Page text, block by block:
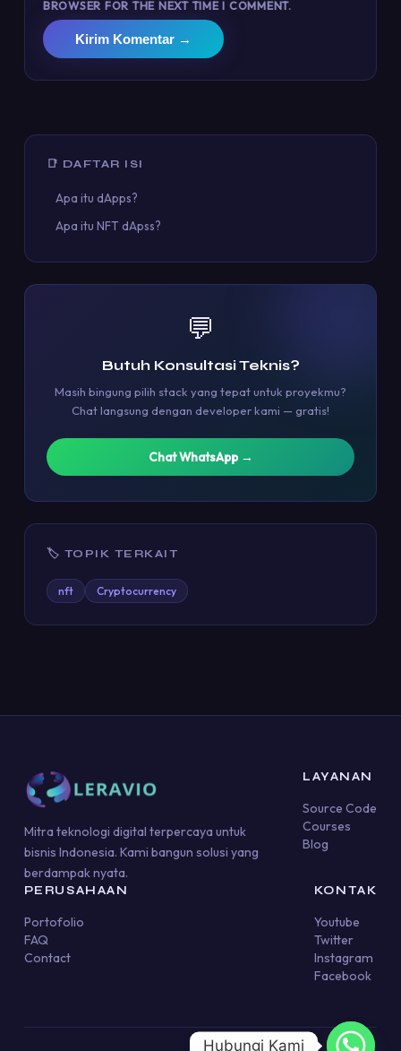
BROWSER FOR THE NEXT TIME I COMMENT.
Kirim Komentar →
📑 DAFTAR ISI
Apa itu dApps?
Apa itu NFT dApss?
💬
Butuh Konsultasi Teknis?
Masih bingung pilih stack yang tepat untuk proyekmu?
Chat langsung dengan developer kami — gratis!
Chat WhatsApp →
🏷 TOPIK TERKAIT
nft Cryptocurrency
Mitra teknologi digital terpercaya untuk
bisnis Indonesia. Kami bangun solusi yang
berdampak nyata.
LAYANAN
Source Code
Courses
Blog
PERUSAHAAN
Portofolio
FAQ
Contact
KONTAK
Youtube
Twitter
Instagram
Facebook
Hubungi Kami